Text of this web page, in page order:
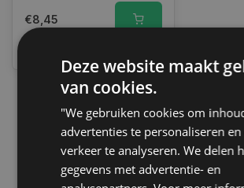
€8,45
1
Deze website maakt
van cookies.
"We gebruiken cookies om
advertenties te personaliseren en
verkeer te analyseren. We delen
gegevens met advertentie- en